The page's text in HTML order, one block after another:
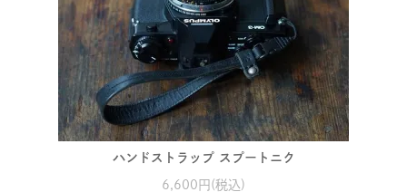
ハンドストラップ スプートニク
6,600円(税込)